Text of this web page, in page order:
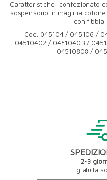
2-3
gratuita
Caratteristiche: confezionato
sospensorio in maglina
con fibbia
Cod. 045104 / 045106 /
04510402 / 04510403 /
04510808 /